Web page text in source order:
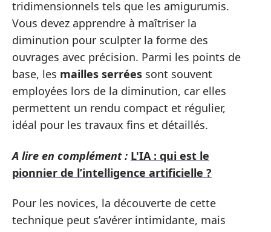
tridimensionnels tels que les amigurumis.
Vous devez apprendre à maîtriser la
diminution pour sculpter la forme des
ouvrages avec précision. Parmi les points de
base, les mailles serrées sont souvent
employées lors de la diminution, car elles
permettent un rendu compact et régulier,
idéal pour les travaux fins et détaillés.
A lire en complément : L'IA : qui est le
pionnier de l’intelligence artificielle ?
Pour les novices, la découverte de cette
technique peut s’avérer intimidante, mais